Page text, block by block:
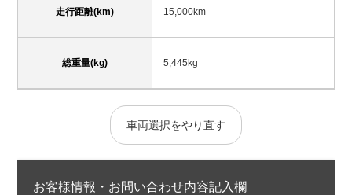
走行距離(km) 15,000km
総重量(kg) 5,445kg
車両選択をやり直す
お客様情報・お問い合わせ内容記入欄